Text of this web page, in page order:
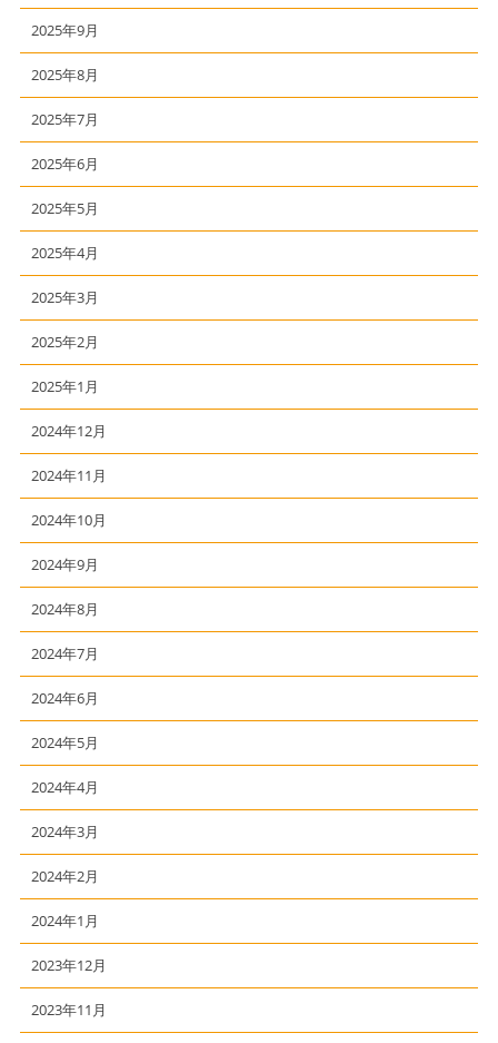
2025年9月
2025年8月
2025年7月
2025年6月
2025年5月
2025年4月
2025年3月
2025年2月
2025年1月
2024年12月
2024年11月
2024年10月
2024年9月
2024年8月
2024年7月
2024年6月
2024年5月
2024年4月
2024年3月
2024年2月
2024年1月
2023年12月
2023年11月